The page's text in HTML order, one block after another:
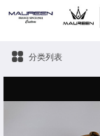
分类列表